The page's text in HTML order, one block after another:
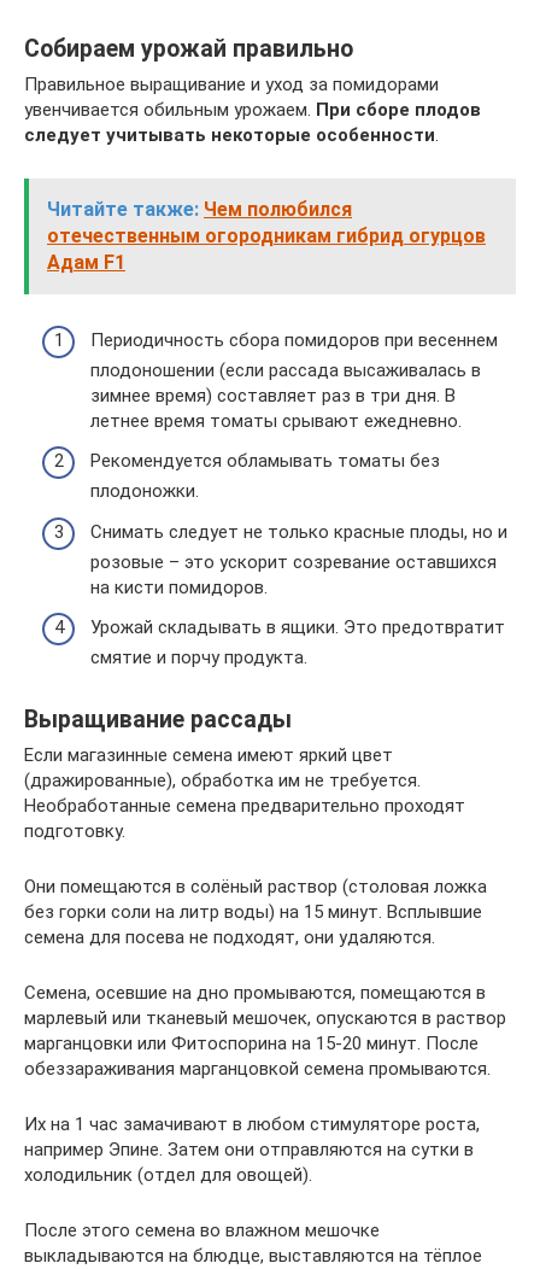
Собираем урожай правильно
Правильное выращивание и уход за помидорами
увенчивается обильным урожаем. При сборе плодов
следует учитывать некоторые особенности.
Читайте также: Чем полюбился
отечественным огородникам гибрид огурцов
Адам F1
Периодичность сбора помидоров при весеннем
плодоношении (если рассада высаживалась в
зимнее время) составляет раз в три дня. В
летнее время томаты срывают ежедневно.
Рекомендуется обламывать томаты без
плодоножки.
Снимать следует не только красные плоды, но и
розовые – это ускорит созревание оставшихся
на кисти помидоров.
Урожай складывать в ящики. Это предотвратит
смятие и порчу продукта.
Выращивание рассады
Если магазинные семена имеют яркий цвет
(дражированные), обработка им не требуется.
Необработанные семена предварительно проходят
подготовку.
Они помещаются в солёный раствор (столовая ложка
без горки соли на литр воды) на 15 минут. Всплывшие
семена для посева не подходят, они удаляются.
Семена, осевшие на дно промываются, помещаются в
марлевый или тканевый мешочек, опускаются в раствор
марганцовки или Фитоспорина на 15-20 минут. После
обеззараживания марганцовкой семена промываются.
Их на 1 час замачивают в любом стимуляторе роста,
например Эпине. Затем они отправляются на сутки в
холодильник (отдел для овощей).
После этого семена во влажном мешочке
выкладываются на блюдце, выставляются на тёплое